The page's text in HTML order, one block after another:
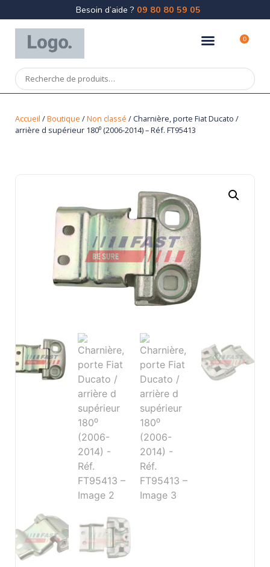
Besoin d’aide ? 09 80 80 59 05
0
Accueil /Boutique /Non classé / Charnière, porte Fiat Ducato /
arrière d supérieur 180⁰ (2006-2014) – Réf. FT95413